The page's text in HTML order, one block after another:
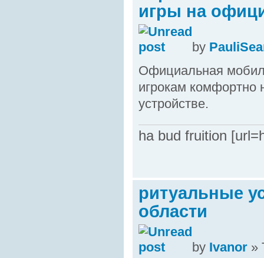
игры на
by
Официальная
игрокам комфортно
устройстве.
ha bud fruition
ритуальные
области
by Ivanor »